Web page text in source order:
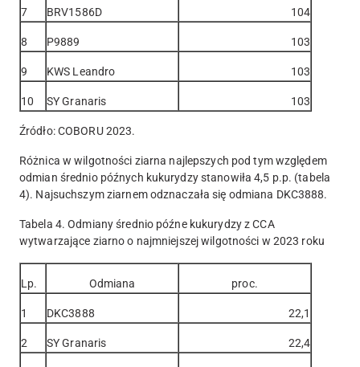
7 BRV1586D 104
8 P9889 103
9 KWS Leandro 103
10 SY Granaris 103
Źródło: COBORU 2023.
Różnica w wilgotności ziarna najlepszych pod tym względem
odmian średnio późnych kukurydzy stanowiła 4,5 p.p. (tabela
4). Najsuchszym ziarnem odznaczała się odmiana DKC3888.
Tabela 4. Odmiany średnio późne kukurydzy z CCA
wytwarzające ziarno o najmniejszej wilgotności w 2023 roku
Lp. Odmiana proc.
1 DKC3888 22,1
2 SY Granaris 22,4